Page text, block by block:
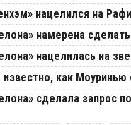
нацелился на
намерена
нацелилась на
известно, как
сделала запрос